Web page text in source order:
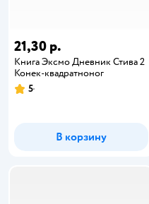
21,30 р.
Книга Эксмо Дневник Стива 2
Конек-квадратноног
5
В корзину